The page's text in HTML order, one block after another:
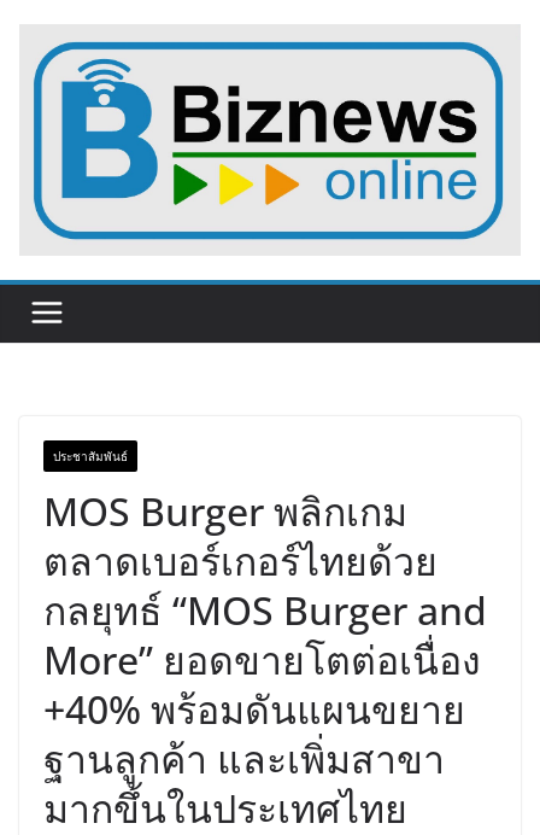
content
ประชาสัมพันธ์
MOS Burger พลิกเกม
ตลาดเบอร์เกอร์ไทยด้วย
กลยุทธ์ “MOS Burger and
More” ยอดขายโตต่อเนื่อง
+40% พร้อมดันแผนขยาย
ฐานลูกค้า และเพิ่มสาขา
มากขึ้นในประเทศไทย